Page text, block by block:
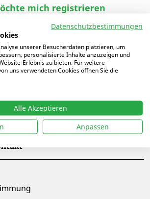
mich registrieren
Datenschutzbestimmungen
unserer Besucherdaten platzieren, um
personalisierte Inhalte anzuzeigen und
Erlebnis zu bieten. Für weitere
uns verwendeten Cookies öffnen Sie die
Alle Akzeptieren
Anpassen